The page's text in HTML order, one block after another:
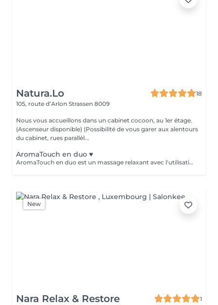
Natura.Lo
18
105, route d’Arlon Strassen 8009
Nous vous accueillons dans un cabinet cocoon, au 1er étage.
(Ascenseur disponible) (Possibilité de vous garer aux alentours
du cabinet, rues parallèl...
AromaTouch en duo ♥️
AromaTouch en duo est un massage relaxant avec l'utilisation des huiles essentielles DOTERRA
New
Nara Relax & Restore
1